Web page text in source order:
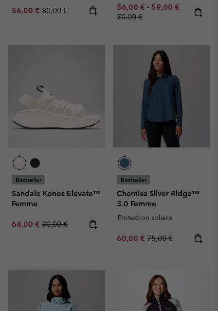
Sale price:
56,00 € Regular price:
80,00 €
Minimum sale price:
56,00 € - Maximum sale
59,00 € Regular
70,00 €
Bestseller
Sandale Konos Elevate™
Femme
Sale price:
64,00 € Regular price:
80,00 €
Bestseller
Chemise Silver Ridge™
3.0 Femme
Protection solaire
Sale price:
60,00 € Regular price:
75,00 €